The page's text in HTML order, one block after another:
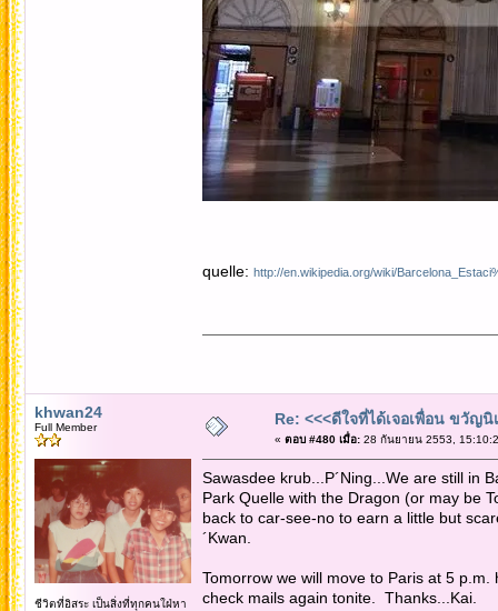
quelle: http://en.wikipedia.org/wiki/
khwan24
Full Member
ชีวิตที่อิสระ เป็นสิ่งที่ทุกคนใฝ่หา
Re: <<<ดีใจที่ได้เจอเพื่อน ขวัญนิ
« ตอบ #480 เมื่อ:28 กันยายน 2553,
Sawasdee krub...P´Ning...We are still in
Park Quelle with the Dragon (or may be
back to car-see-no to earn a little but
´Kwan.
Tomorrow we will move to Paris at 5
check mails again tonite. Thanks...Kai.